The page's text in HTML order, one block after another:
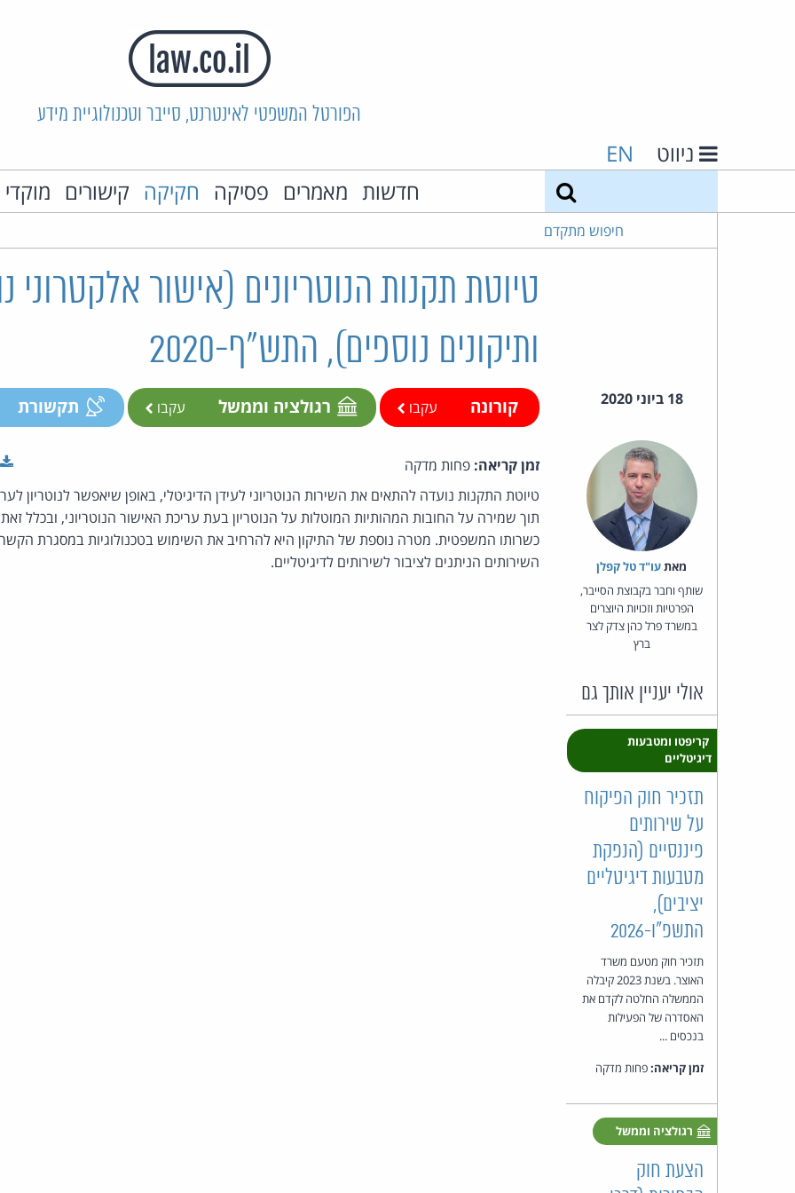
הפורטל המשפטי לאינטרנט, סייבר וטכנולוגיית מידע
ניווט EN
חדשות מאמרים פסיקה חקיקה קישורים
חיפוש מתקדם
טיוטת תקנות הנוטריונים (אישור אלקטרוני
ותיקונים נוספים), התש"ף-2020
18 ביוני 2020 קורונה עקבו רגולציה וממשל עקבו תקשורת
מאת‏עו"ד טל קפלן
שותף וחבר בקבוצת הסייבר,
הפרטיות וזכויות היוצרים
במשרד פרל כהן צדק לצר
ברץ
אולי יעניין אותך גם
קריפטו ומטבעות
דיגיטליים
תזכיר חוק הפיקוח
על שירותים
פיננסיים (הנפקת
מטבעות דיגיטליים
יציבים),
התשפ"ו-2026
תזכיר חוק מטעם משרד
האוצר. בשנת 2023 קיבלה
הממשלה החלטה לקדם את
האסדרה של הפעילות
בנכסים ...
זמן קריאה:פחות מדקה
רגולציה וממשל
הצעת חוק
זמן קריאה: פחות מדקה
טיוטת התקנות נועדה להתאים את השירות הנוטריוני לעידן הדיגיטלי, באופן שיאפשר לנוטריון
תוך שמירה על החובות המהותיות המוטלות על הנוטריון בעת עריכת האישור הנוטריוני, ובכלל זאת
כשרותו המשפטית. מטרה נוספת של התיקון היא להרחיב את השימוש בטכנולוגיות במסגרת
השירותים הניתנים לציבור לשירותים לדיגיטליים.